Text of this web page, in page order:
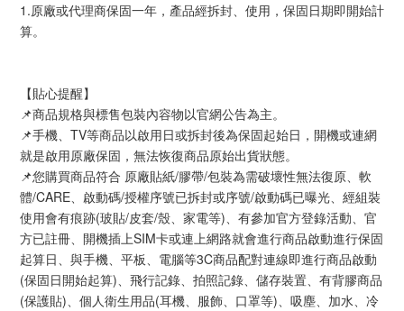
1.原廠或代理商保固一年，產品經拆封、使用，保固日期即開始計
算。
【貼心提醒】
📌商品規格與標售包裝內容物以官網公告為主。
📌手機、TV等商品以啟用日或拆封後為保固起始日，開機或連網
就是啟用原廠保固，無法恢復商品原始出貨狀態。
📌您購買商品符合 原廠貼紙/膠帶/包裝為需破壞性無法復原、軟
體/CARE、啟動碼/授權序號已拆封或序號/啟動碼已曝光、經組裝
使用會有痕跡(玻貼/皮套/殼、家電等)、有參加官方登錄活動、官
方已註冊、開機插上SIM卡或連上網路就會進行商品啟動進行保固
起算日、與手機、平板、電腦等3C商品配對連線即進行商品啟動
(保固日開始起算)、飛行記錄、拍照記錄、儲存裝置、有背膠商品
(保護貼)、個人衛生用品(耳機、服飾、口罩等)、吸塵、加水、冷